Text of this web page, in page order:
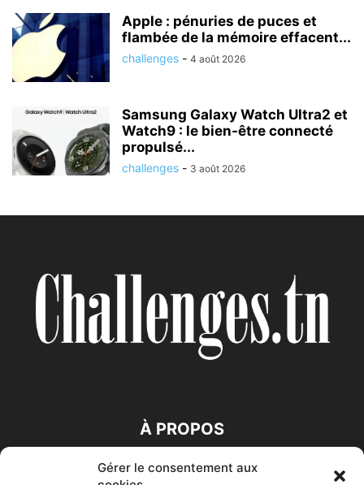
Gérer le consentement aux
Apple : pénuries de puces et
flambée de la mémoire effacent...
challenges - 4 août 2026
Samsung Galaxy Watch Ultra2 et
Watch9 : le bien-être connecté
propulsé...
challenges - 3 août 2026
À PROPOS
SUIVEZ NOUS